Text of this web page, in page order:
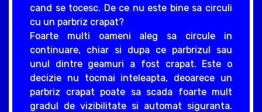
cand se tocesc. De ce nu este bine sa circuli
cu un parbriz crapat?
Foarte multi oameni aleg sa circule in
continuare, chiar si dupa ce parbrizul sau
unul dintre geamuri a fost crapat. Este o
decizie nu tocmai inteleapta, deoarece un
parbriz crapat poate sa scada foarte mult
gradul de vizibilitate si automat siguranta.